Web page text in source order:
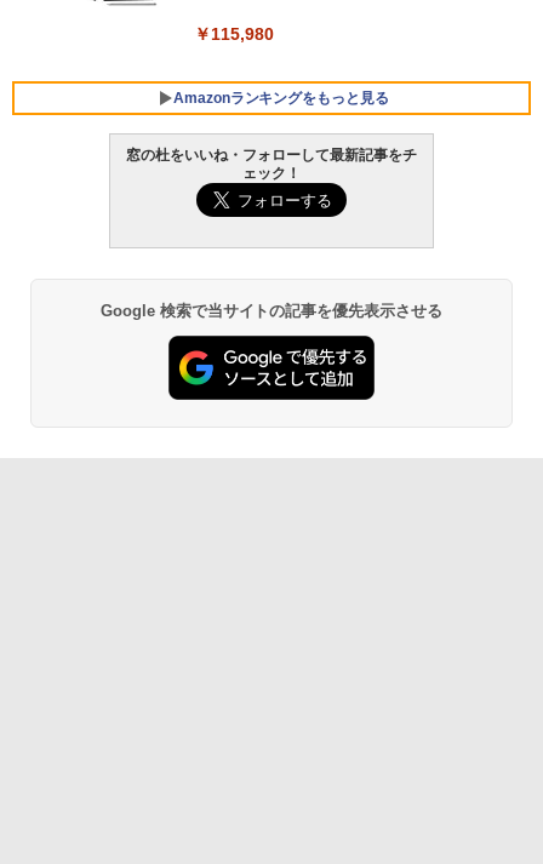
￥115,980
Amazonランキングをもっと見る
窓の杜をいいね・フォローして最新記事をチ
ェック！
Google 検索で当サイトの記事を優先表示させる